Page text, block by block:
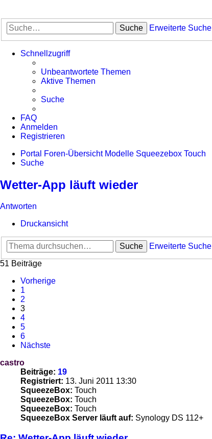
Suche Erweiterte Suche
Schnellzugriff
Unbeantwortete Themen
Aktive Themen
Suche
FAQ
Anmelden
Registrieren
Portal
Foren-Übersicht Modelle Squeezebox Touch
Suche
Wetter-App läuft wieder
Antworten
Druckansicht
Suche
Erweiterte Suche
51 Beiträge
Vorherige
1
2
3
4
5
6
Nächste
castro
Beiträge: 19
Registriert: 13. Juni 2011 13:30
SqueezeBox: Touch
SqueezeBox: Touch
SqueezeBox: Touch
SqueezeBox Server läuft auf: Synology DS 112+